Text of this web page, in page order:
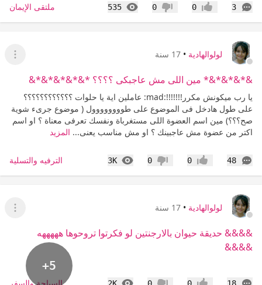
3
التعليقات إعجاب0 عدم إعجاب
0
535
المشاهدات ملتقى الإيمان
لولوالهادية • 17 سنة
عرض
&*&*&*&* مين اللى مش عاجبكى ؟؟؟؟ *&*&*&*&*&
يا رب ميكونش مكرر!!!!!!!:mad: عاملين اية يا حلوات ؟؟؟؟؟؟؟؟؟؟؟؟
على طول هادخل فى الموضوع على طوووووووول ( موضوع جرىء شوية
صح؟؟؟) مين اسم العضوة اللى مستغرباة ونفسك تعرفى معناة ؟ او اسم
اكتر من عضوة مش عاجبينك ؟ او مش مناسب يعنى... المزيد
48
التعليقات إعجاب0 عدم إعجاب
0
3K
المشاهدات الترفيه والتسلية
لولوالهادية • 17 سنة
عرض
&&&& حديقة حيوان بالارجنتين لو فكرتوا تروحوها هههههه
&&&&
+5
التعليقات المشاهدات